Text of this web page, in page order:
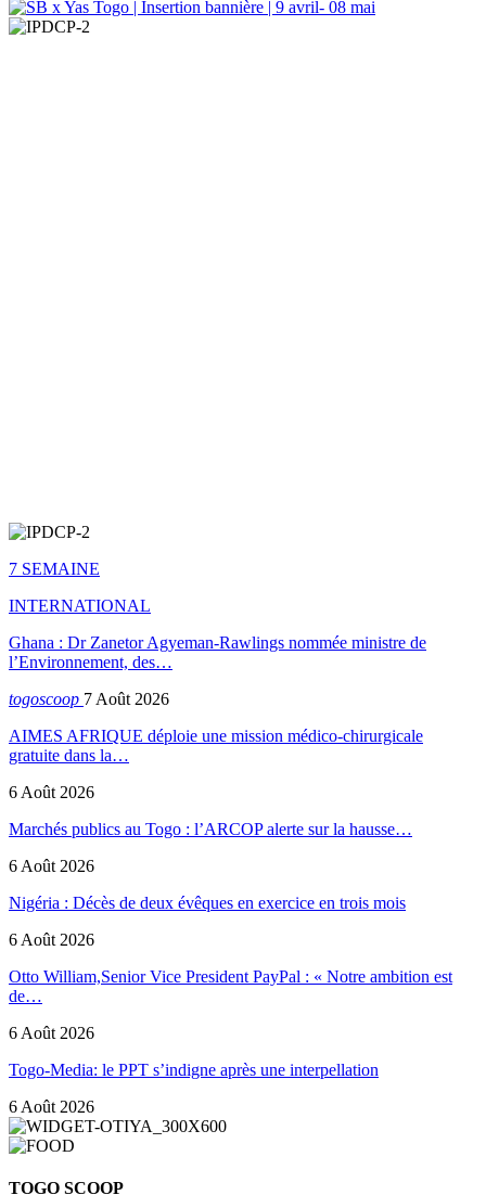
7 SEMAINE
INTERNATIONAL
Ghana : Dr Zanetor Agyeman-Rawlings nommée ministre de
l’Environnement, des…
togoscoop 7 Août 2026
AIMES AFRIQUE déploie une mission médico-chirurgicale
gratuite dans la…
6 Août 2026
Marchés publics au Togo : l’ARCOP alerte sur la hausse…
6 Août 2026
Nigéria : Décès de deux évêques en exercice en trois mois
6 Août 2026
Otto William,Senior Vice President PayPal : « Notre ambition est
de…
6 Août 2026
Togo-Media: le PPT s’indigne après une interpellation
6 Août 2026
TOGO SCOOP